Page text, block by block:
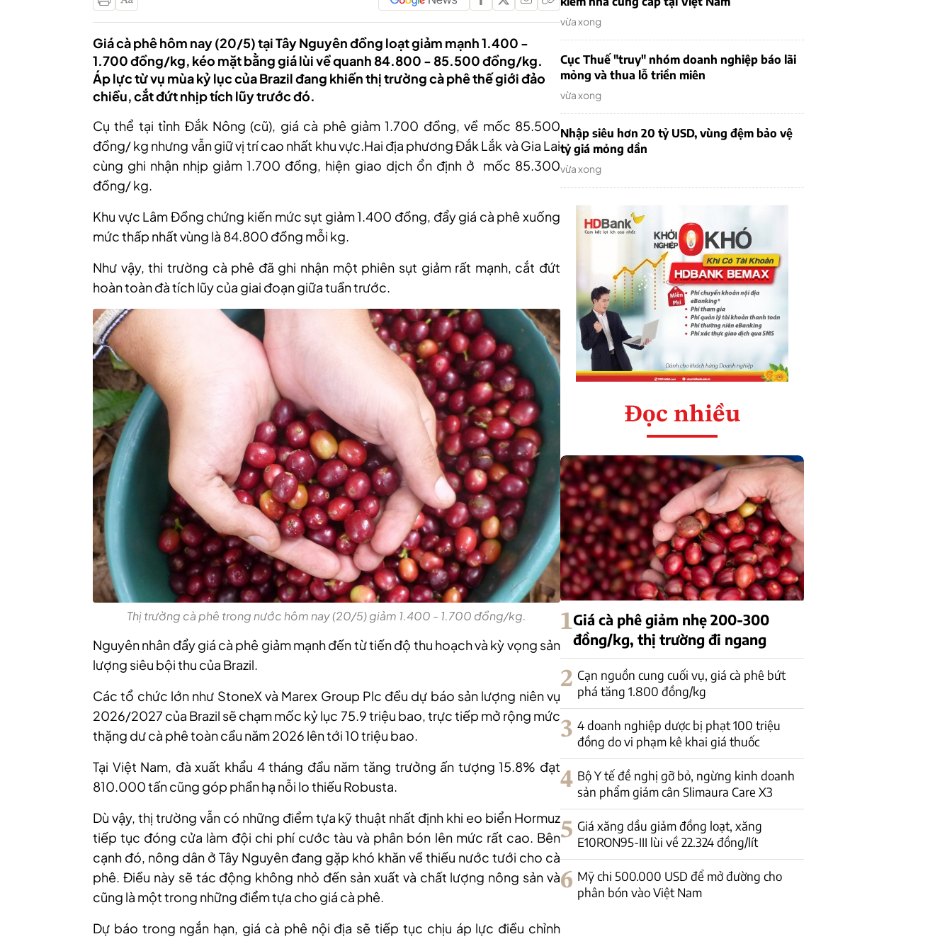
Giá cà phê hôm nay (20/5) tại Tây Nguyên đồng loạt giảm mạnh 1.400 -
1.700 đồng/kg, kéo mặt bằng giá lùi về quanh 84.800 - 85.500 đồng/kg.
Áp lực từ vụ mùa kỷ lục của Brazil đang khiến thị trường cà phê thế giới đảo
chiều, cắt đứt nhịp tích lũy trước đó.
Cụ thể tại tỉnh Đắk Nông (cũ), giá cà phê giảm 1.700 đồng, về mốc 85.500
đồng/ kg nhưng vẫn giữ vị trí cao nhất khu vực.Hai địa phương Đắk Lắk và Gia Lai
cùng ghi nhận nhịp giảm 1.700 đồng, hiện giao dịch ổn định ở mốc 85.300
đồng/ kg.
Khu vực Lâm Đồng chứng kiến mức sụt giảm 1.400 đồng, đẩy giá cà phê xuống
mức thấp nhất vùng là 84.800 đồng mỗi kg.
Như vậy, thi trường cà phê đã ghi nhận một phiên sụt giảm rất mạnh, cắt đứt
hoàn toàn đà tích lũy của giai đoạn giữa tuần trước.
Thị trường cà phê trong nước hôm nay (20/5) giảm 1.400 - 1.700 đồng/kg.
Nguyên nhân đẩy giá cà phê giảm mạnh đến từ tiến độ thu hoạch và kỳ vọng sản
lượng siêu bội thu của Brazil.
Các tổ chức lớn như StoneX và Marex Group Plc đều dự báo sản lượng niên vụ
2026/2027 của Brazil sẽ chạm mốc kỷ lục 75.9 triệu bao, trực tiếp mở rộng mức
thặng dư cà phê toàn cầu năm 2026 lên tới 10 triệu bao.
Tại Việt Nam, đà xuất khẩu 4 tháng đầu năm tăng trưởng ấn tượng 15.8% đạt
810.000 tấn cũng góp phần hạ nỗi lo thiếu Robusta.
Dù vậy, thị trường vẫn có những điểm tựa kỹ thuật nhất định khi eo biển Hormuz
tiếp tục đóng cửa làm đội chi phí cước tàu và phân bón lên mức rất cao. Bên
cạnh đó, nông dân ở Tây Nguyên đang gặp khó khăn về thiếu nước tưới cho cà
phê. Điều này sẽ tác động không nhỏ đến sản xuất và chất lượng nông sản và
cũng là một trong những điểm tựa cho giá cà phê.
Dự báo trong ngắn hạn, giá cà phê nội địa sẽ tiếp tục chịu áp lực điều chỉnh
vừa xong
Cục Thuế "truy" nhóm doanh nghiệp báo lãi
mỏng và thua lỗ triền miên
vừa xong
Nhập siêu hơn 20 tỷ USD, vùng đệm bảo vệ
tỷ giá mỏng dần
vừa xong
Đọc nhiều
1Giá cà phê giảm nhẹ 200-300
đồng/kg, thị trường đi ngang
2 Cạn nguồn cung cuối vụ, giá cà phê bứt
phá tăng 1.800 đồng/kg
3 4 doanh nghiệp dược bị phạt 100 triệu
đồng do vi phạm kê khai giá thuốc
4 Bộ Y tế đề nghị gỡ bỏ, ngừng kinh doanh
sản phẩm giảm cân Slimaura Care X3
5 Giá xăng dầu giảm đồng loạt, xăng
E10RON95-III lùi về 22.324 đồng/lít
6 Mỹ chi 500.000 USD để mở đường cho
phân bón vào Việt Nam